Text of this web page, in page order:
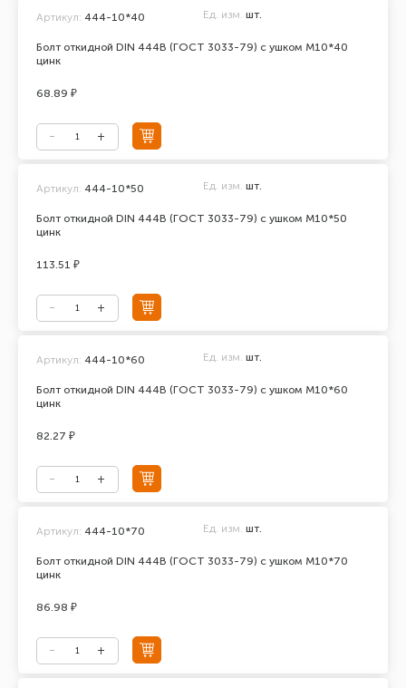
Болт откидной DIN 444В (ГОСТ 3033-79) с ушком М10*40
цинк
Артикул: 444-10*40 Ед. изм. шт.
68.89 ₽
Болт откидной DIN 444В (ГОСТ 3033-79) с ушком М10*50
цинк
Артикул: 444-10*50 Ед. изм. шт.
113.51 ₽
Болт откидной DIN 444В (ГОСТ 3033-79) с ушком М10*60
цинк
Артикул: 444-10*60 Ед. изм. шт.
82.27 ₽
Болт откидной DIN 444В (ГОСТ 3033-79) с ушком М10*70
цинк
Артикул: 444-10*70 Ед. изм. шт.
86.98 ₽